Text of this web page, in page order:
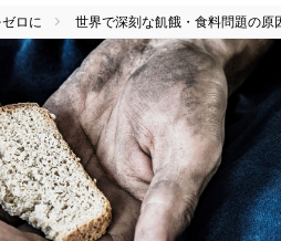
ロに 世界で深刻な飢餓・食料問題の原